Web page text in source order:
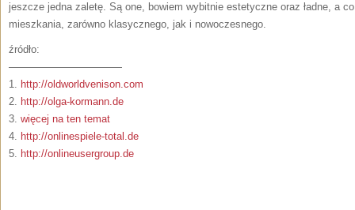
jeszcze jedna zaletę. Są one, bowiem wybitnie estetyczne oraz ładne, a
mieszkania, zarówno klasycznego, jak i nowoczesnego.
źródło:
———————————
1. http://oldworldvenison.com
2. http://olga-kormann.de
3. więcej na ten temat
4. http://onlinespiele-total.de
5. http://onlineusergroup.de